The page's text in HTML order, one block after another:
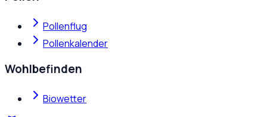
Pollenflug
Pollenkalender
Wohlbefinden
Biowetter